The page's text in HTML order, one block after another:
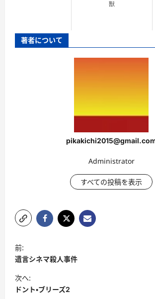
獣
著者について
Administrator
すべての投稿を表示
投
稿
ナ
ビ
前:
遺言シネマ殺人事件
次へ:
ドント・ブリーズ2